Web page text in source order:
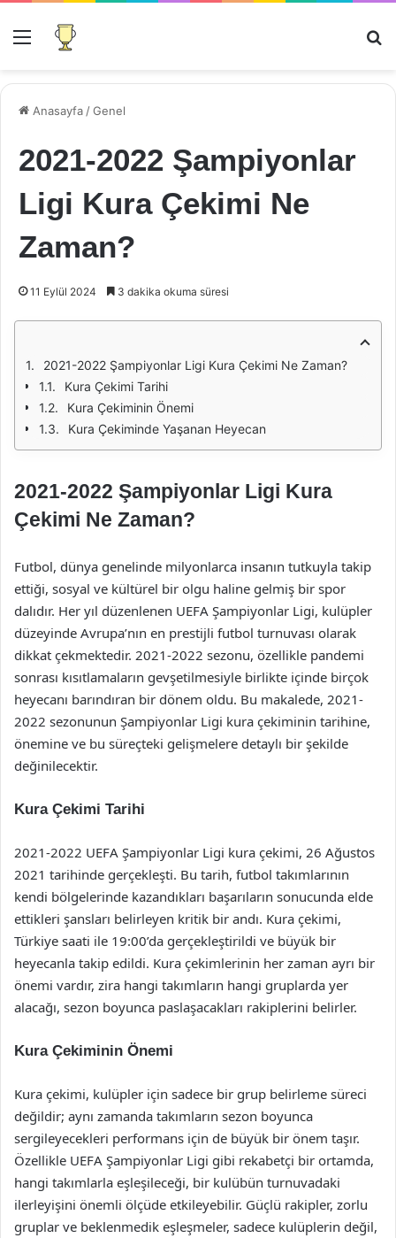
Menü
Anasayfa /Genel
2021-2022 Şampiyonlar
Ligi Kura Çekimi Ne
Zaman?
11 Eylül 2024 3 dakika okuma süresi
2021-2022 Şampiyonlar Ligi Kura Çekimi Ne Zaman?
Kura Çekimi Tarihi
Kura Çekiminin Önemi
Kura Çekiminde Yaşanan Heyecan
2021-2022 Şampiyonlar Ligi Kura
Çekimi Ne Zaman?
Futbol, dünya genelinde milyonlarca insanın tutkuyla takip
ettiği, sosyal ve kültürel bir olgu haline gelmiş bir spor
dalıdır. Her yıl düzenlenen UEFA Şampiyonlar Ligi, kulüpler
düzeyinde Avrupa’nın en prestijli futbol turnuvası olarak
dikkat çekmektedir. 2021-2022 sezonu, özellikle pandemi
sonrası kısıtlamaların gevşetilmesiyle birlikte içinde birçok
heyecanı barındıran bir dönem oldu. Bu makalede, 2021-
2022 sezonunun Şampiyonlar Ligi kura çekiminin tarihine,
önemine ve bu süreçteki gelişmelere detaylı bir şekilde
değinilecektir.
Kura Çekimi Tarihi
2021-2022 UEFA Şampiyonlar Ligi kura çekimi, 26 Ağustos
2021 tarihinde gerçekleşti. Bu tarih, futbol takımlarının
kendi bölgelerinde kazandıkları başarıların sonucunda elde
ettikleri şansları belirleyen kritik bir andı. Kura çekimi,
Türkiye saati ile 19:00’da gerçekleştirildi ve büyük bir
heyecanla takip edildi. Kura çekimlerinin her zaman ayrı bir
önemi vardır, zira hangi takımların hangi gruplarda yer
alacağı, sezon boyunca paslaşacakları rakiplerini belirler.
Kura Çekiminin Önemi
Kura çekimi, kulüpler için sadece bir grup belirleme süreci
değildir; aynı zamanda takımların sezon boyunca
sergileyecekleri performans için de büyük bir önem taşır.
Özellikle UEFA Şampiyonlar Ligi gibi rekabetçi bir ortamda,
hangi takımlarla eşleşileceği, bir kulübün turnuvadaki
ilerleyişini önemli ölçüde etkileyebilir. Güçlü rakipler, zorlu
gruplar ve beklenmedik eşleşmeler, sadece kulüplerin değil,